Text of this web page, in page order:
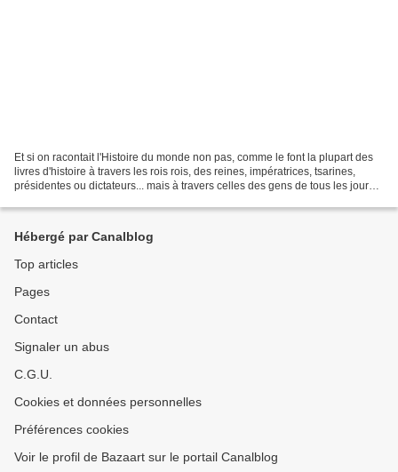
Et si on racontait l'Histoire du monde non pas, comme le font la plupart des
livres d'histoire à travers les rois rois, des reines, impératrices, tsarines,
présidentes ou dictateurs... mais à travers celles des gens de tous les jours,
Hébergé par Canalblog
Top articles
Pages
Contact
Signaler un abus
C.G.U.
Cookies et données personnelles
Préférences cookies
Voir le profil de Bazaart sur le portail Canalblog